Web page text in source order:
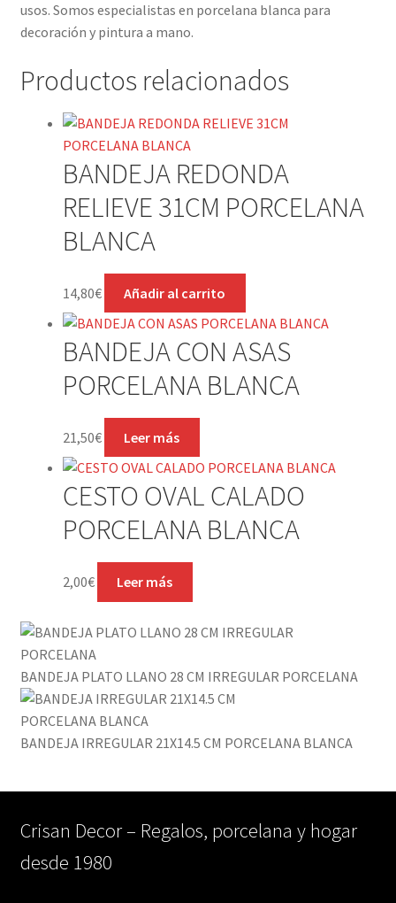
usos. Somos especialistas en porcelana blanca para
decoración y pintura a mano.
Productos relacionados
BANDEJA REDONDA
RELIEVE 31CM PORCELANA
BLANCA
14,80€ Añadir al carrito
BANDEJA CON ASAS
PORCELANA BLANCA
21,50€ Leer más
CESTO OVAL CALADO
PORCELANA BLANCA
2,00€ Leer más
BANDEJA PLATO LLANO 28 CM IRREGULAR PORCELANA
BANDEJA IRREGULAR 21X14.5 CM PORCELANA BLANCA
Crisan Decor – Regalos, porcelana y hogar
desde 1980